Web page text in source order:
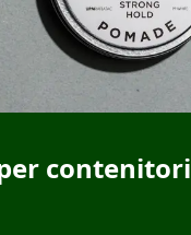
contenitori